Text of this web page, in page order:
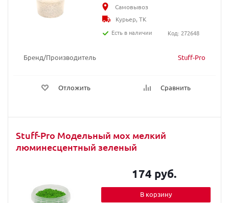
Бренд/Производитель Stuff-Pro
Отложить Сравнить
Самовывоз
Курьер, ТК
Есть в наличии
Код: 272648
Stuff-Pro Модельный мох мелкий
люминесцентный зеленый
174 руб.
В корзину